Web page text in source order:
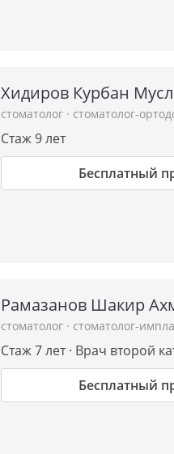
Хидиров Курбан
стоматолог · стоматолог-
Стаж 9 лет
Бесплатный
Рамазанов Шакир
стоматолог · стоматолог-
Стаж 7 лет · Врач второй
Бесплатный